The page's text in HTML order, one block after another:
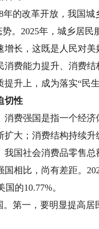
改革开放，我国城
。2025年，城乡居民
长，这既是人民对
费能力提升、消费
升上，成为落实“民
切性
强国是指一个经济
大；消费结构持续
国社会消费品零售总
相比，尚有差距。
的10.77%。
一，要明显提高居